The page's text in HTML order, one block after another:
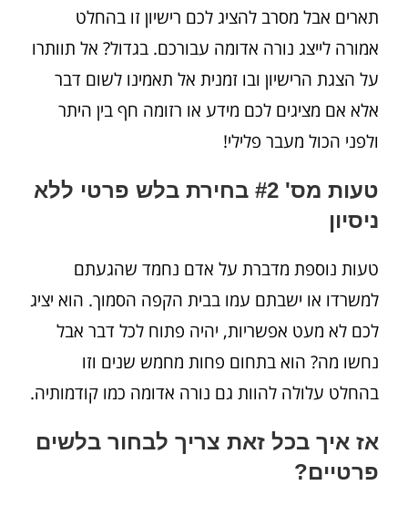
תארים אבל מסרב להציג לכם רישיון זו בהחלט
אמורה לייצג נורה אדומה עבורכם. בגדול? אל תוותרו
על הצגת הרישיון ובו זמנית אל תאמינו לשום דבר
אלא אם מציגים לכם מידע או רזומה חף בין היתר
ולפני הכול מעבר פלילי!
טעות מס' #2 בחירת בלש פרטי ללא
ניסיון
טעות נוספת מדברת על אדם נחמד שהגעתם
למשרדו או ישבתם עמו בבית הקפה הסמוך. הוא יציג
לכם לא מעט אפשריות, יהיה פתוח לכל דבר אבל
נחשו מה? הוא בתחום פחות מחמש שנים וזו
בהחלט עלולה להוות גם נורה אדומה כמו קודמותיה.
אז איך בכל זאת צריך לבחור בלשים
פרטיים?